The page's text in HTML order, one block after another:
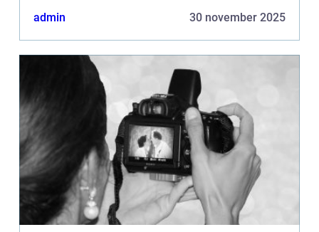
admin 30 november 2025